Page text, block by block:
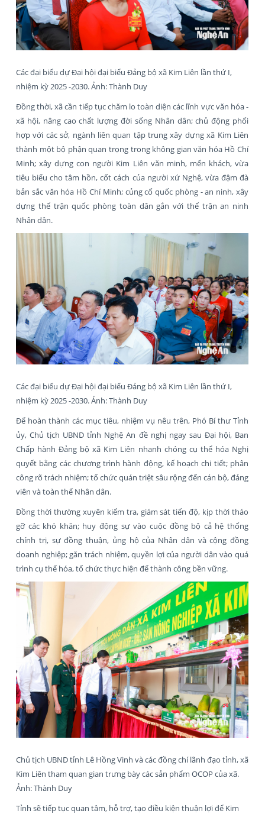
Các đại biểu dự Đại hội đại biểu Đảng bộ xã Kim Liên lần thứ I,
nhiệm kỳ 2025 -2030. Ảnh: Thành Duy
Đồng thời, xã cần tiếp tục chăm lo toàn diện các lĩnh vực văn hóa -
xã hội, nâng cao chất lượng đời sống Nhân dân; chủ động phối
hợp với các sở, ngành liên quan tập trung xây dựng xã Kim Liên
thành một bộ phận quan trọng trong không gian văn hóa Hồ Chí
Minh; xây dựng con người Kim Liên văn minh, mến khách, vừa
tiêu biểu cho tâm hồn, cốt cách của người xứ Nghệ, vừa đậm đà
bản sắc văn hóa Hồ Chí Minh; củng cố quốc phòng - an ninh, xây
dựng thế trận quốc phòng toàn dân gắn với thế trận an ninh
Nhân dân.
Các đại biểu dự Đại hội đại biểu Đảng bộ xã Kim Liên lần thứ I,
nhiệm kỳ 2025 -2030. Ảnh: Thành Duy
Để hoàn thành các mục tiêu, nhiệm vụ nêu trên, Phó Bí thư Tỉnh
ủy, Chủ tịch UBND tỉnh Nghệ An đề nghị ngay sau Đại hội, Ban
Chấp hành Đảng bộ xã Kim Liên nhanh chóng cụ thể hóa Nghị
quyết bằng các chương trình hành động, kế hoạch chi tiết; phân
công rõ trách nhiệm; tổ chức quán triệt sâu rộng đến cán bộ, đảng
viên và toàn thể Nhân dân.
Đồng thời thường xuyên kiểm tra, giám sát tiến độ, kịp thời tháo
gỡ các khó khăn; huy động sự vào cuộc đồng bộ cả hệ thống
chính trị, sự đồng thuận, ủng hộ của Nhân dân và cộng đồng
doanh nghiệp; gắn trách nhiệm, quyền lợi của người dân vào quá
trình cụ thể hóa, tổ chức thực hiện để thành công bền vững.
Chủ tịch UBND tỉnh Lê Hồng Vinh và các đồng chí lãnh đạo tỉnh, xã
Kim Liên tham quan gian trưng bày các sản phẩm OCOP của xã.
Ảnh: Thành Duy
Tỉnh sẽ tiếp tục quan tâm, hỗ trợ, tạo điều kiện thuận lợi để Kim